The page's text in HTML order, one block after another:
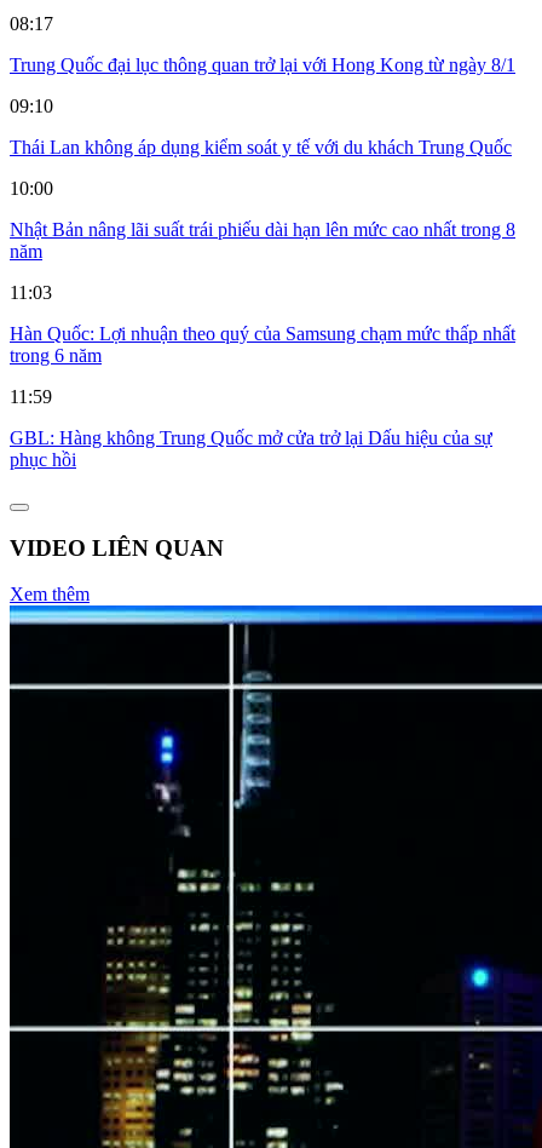
08:17
Trung Quốc đại lục thông quan trở lại với Hong Kong từ ngày 8/1
09:10
Thái Lan không áp dụng kiểm soát y tế với du khách Trung Quốc
10:00
Nhật Bản nâng lãi suất trái phiếu dài hạn lên mức cao nhất trong 8
năm
11:03
Hàn Quốc: Lợi nhuận theo quý của Samsung chạm mức thấp nhất
trong 6 năm
11:59
GBL: Hàng không Trung Quốc mở cửa trở lại Dấu hiệu của sự
phục hồi
VIDEO LIÊN QUAN
Xem thêm